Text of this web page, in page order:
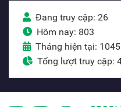
Đang truy cập: 26
Hôm nay: 803
Tháng hiện tại:
Tổng lượt truy cập: